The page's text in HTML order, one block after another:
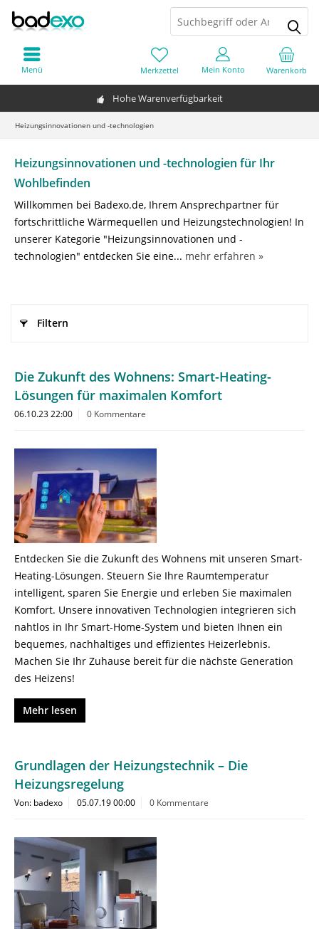
Hohe Warenverfügbarkeit
Warenkorb
Merkzettel Mein Konto
Menü
Heizungsinnovationen und -technologien
Heizungsinnovationen und -technologien für Ihr
Wohlbefinden
Willkommen bei Badexo.de, Ihrem Ansprechpartner für
fortschrittliche Wärmequellen und Heizungstechnologien! In
unserer Kategorie "Heizungsinnovationen und -
technologien" entdecken Sie eine... mehr erfahren »
Filtern
Die Zukunft des Wohnens: Smart-Heating-
Lösungen für maximalen Komfort
06.10.23 22:00 0 Kommentare
Entdecken Sie die Zukunft des Wohnens mit unseren Smart-
Heating-Lösungen. Steuern Sie Ihre Raumtemperatur
intelligent, sparen Sie Energie und erleben Sie maximalen
Komfort. Unsere innovativen Technologien integrieren sich
nahtlos in Ihr Smart-Home-System und bieten Ihnen ein
bequemes, nachhaltiges und effizientes Heizerlebnis.
Machen Sie Ihr Zuhause bereit für die nächste Generation
des Heizens!
Mehr lesen
Grundlagen der Heizungstechnik – Die
Heizungsregelung
Von: badexo 05.07.19 00:00 0 Kommentare